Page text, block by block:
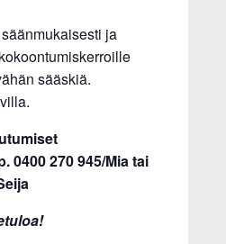
ja
sääskiä.
0400 270 945/Mia tai